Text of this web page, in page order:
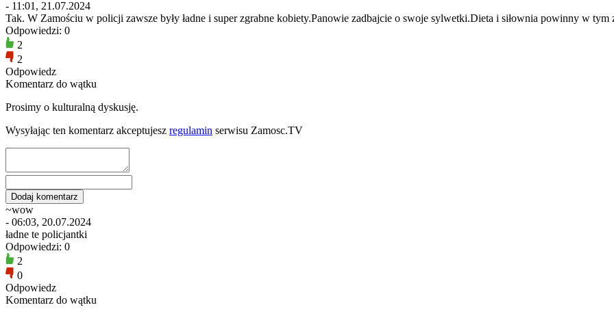
- 11:01, 21.07.2024
Tak. W Zamościu w policji zawsze były ładne i super zgrabne kobiety.Panowie zadbajcie o swoje sylwetki.Dieta i siłownia powinny w
Odpowiedzi: 0
2
2
Odpowiedz
Komentarz do wątku
Prosimy o kulturalną dyskusję.
Wysyłając ten komentarz akceptujesz regulamin serwisu Zamosc.TV
~wow
- 06:03, 20.07.2024
ładne te policjantki
Odpowiedzi: 0
2
0
Odpowiedz
Komentarz do wątku